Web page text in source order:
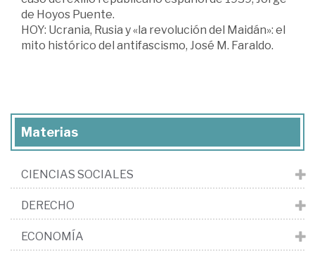
de Hoyos Puente.
HOY: Ucrania, Rusia y «la revolución del Maidán»: el
mito histórico del antifascismo, José M. Faraldo.
Materias
CIENCIAS SOCIALES
DERECHO
ECONOMÍA